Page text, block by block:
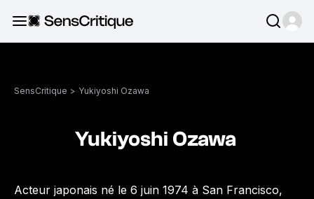
SensCritique > Yukiyoshi Ozawa
Yukiyoshi Ozawa
Acteur japonais né le 6 juin 1974 à San Francisco,